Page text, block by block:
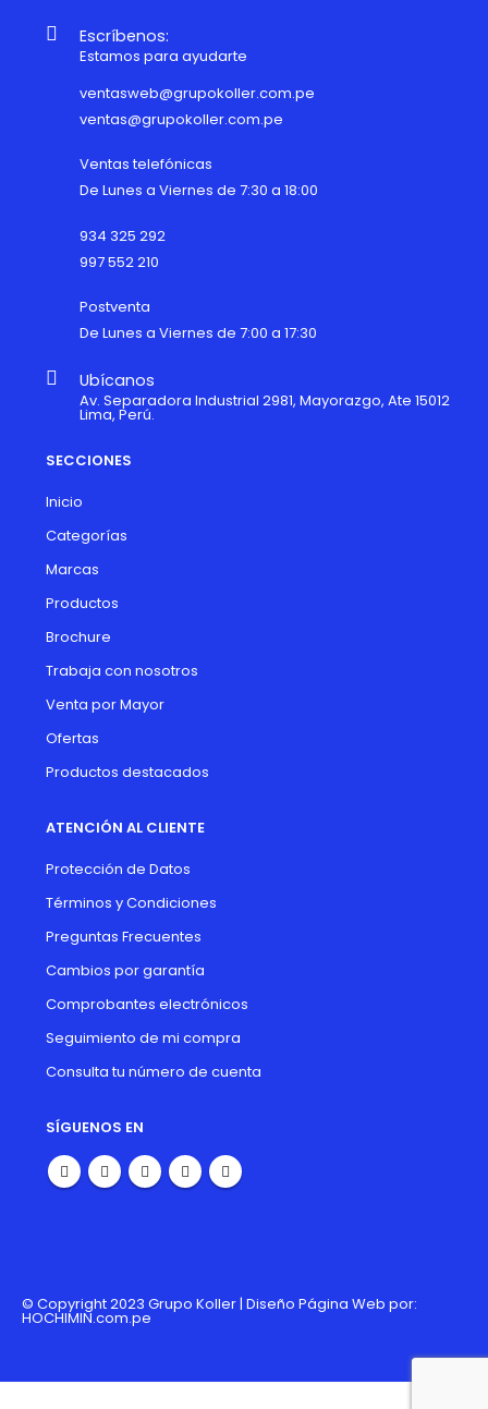
Escríbenos:
Estamos para ayudarte
ventasweb@grupokoller.com.pe
ventas@grupokoller.com.pe
Ventas telefónicas
De Lunes a Viernes de 7:30 a 18:00
934 325 292
997 552 210
Postventa
De Lunes a Viernes de 7:00 a 17:30
Ubícanos
Av. Separadora Industrial 2981, Mayorazgo, Ate 15012
Lima, Perú.
SECCIONES
Inicio
Categorías
Marcas
Productos
Brochure
Trabaja con nosotros
Venta por Mayor
Ofertas
Productos destacados
ATENCIÓN AL CLIENTE
Protección de Datos
Términos y Condiciones
Preguntas Frecuentes
Cambios por garantía
Comprobantes electrónicos
Seguimiento de mi compra
Consulta tu número de cuenta
SÍGUENOS EN
© Copyright 2023 Grupo Koller | Diseño Página Web por:
HOCHIMIN.com.pe